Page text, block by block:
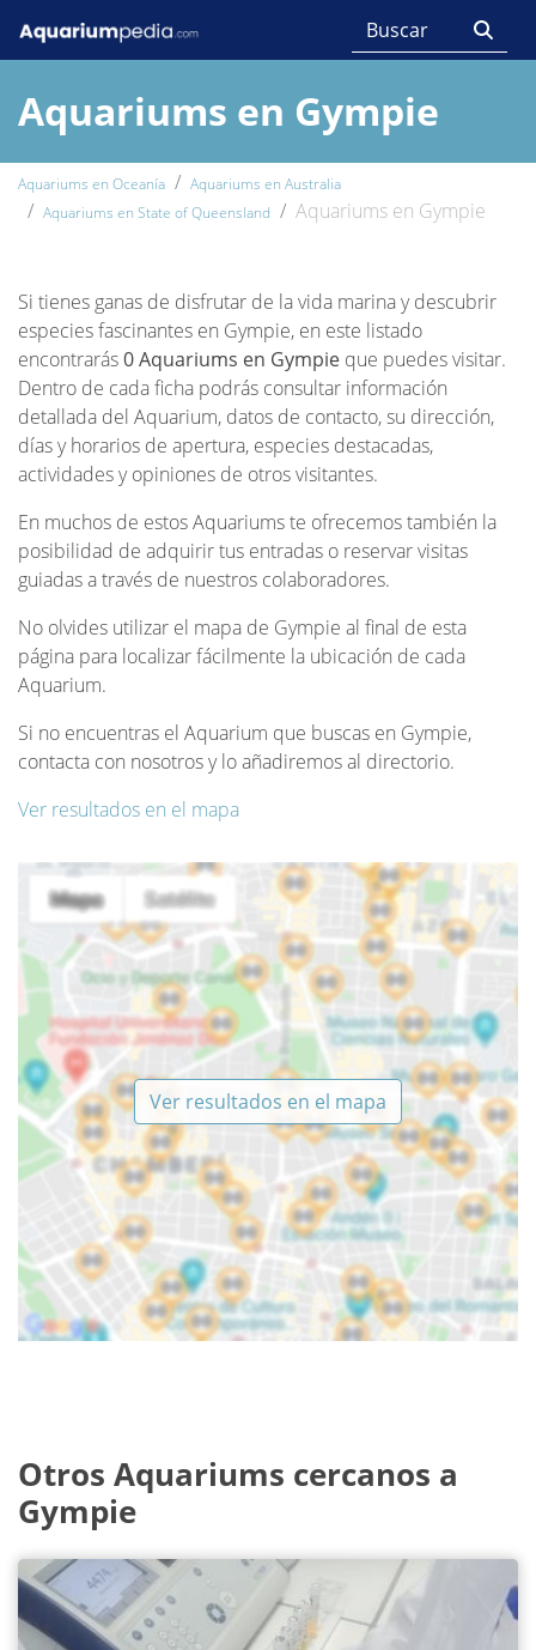
Aquariums en Gympie
Aquariums en Oceanía
Aquariums en Australia
Aquariums en State of Queensland
Aquariums en Gympie
Si tienes ganas de disfrutar de la vida marina y descubrir
especies fascinantes en Gympie, en este listado
encontrarás0 Aquariums en Gympie que puedes visitar.
Dentro de cada ficha podrás consultar información
detallada del Aquarium, datos de contacto, su dirección,
días y horarios de apertura, especies destacadas,
actividades y opiniones de otros visitantes.
En muchos de estos Aquariums te ofrecemos también la
posibilidad de adquirir tus entradas o reservar visitas
guiadas a través de nuestros colaboradores.
No olvides utilizar el mapa de Gympie al final de esta
página para localizar fácilmente la ubicación de cada
Aquarium.
Si no encuentras el Aquarium que buscas en Gympie,
contacta con nosotros y lo añadiremos al directorio.
Ver resultados en el mapa
Ver resultados en el mapa
Otros Aquariums cercanos a
Gympie